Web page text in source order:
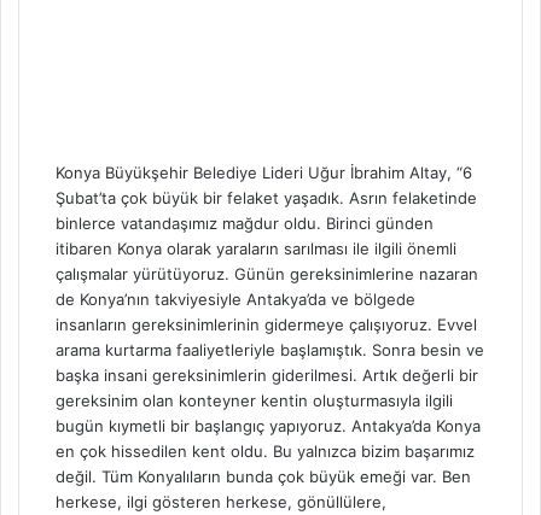
Konya Büyükşehir Belediye Lideri Uğur İbrahim Altay, “6
Şubat’ta çok büyük bir felaket yaşadık. Asrın felaketinde
binlerce vatandaşımız mağdur oldu. Birinci günden
itibaren Konya olarak yaraların sarılması ile ilgili önemli
çalışmalar yürütüyoruz. Günün gereksinimlerine nazaran
de Konya’nın takviyesiyle Antakya’da ve bölgede
insanların gereksinimlerinin gidermeye çalışıyoruz. Evvel
arama kurtarma faaliyetleriyle başlamıştık. Sonra besin ve
başka insani gereksinimlerin giderilmesi. Artık değerli bir
gereksinim olan konteyner kentin oluşturmasıyla ilgili
bugün kıymetli bir başlangıç yapıyoruz. Antakya’da Konya
en çok hissedilen kent oldu. Bu yalnızca bizim başarımız
değil. Tüm Konyalıların bunda çok büyük emeği var. Ben
herkese, ilgi gösteren herkese, gönüllülere,